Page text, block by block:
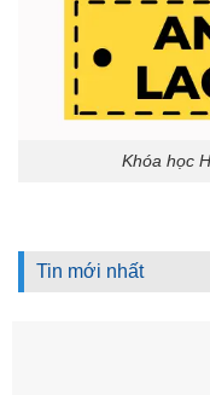
Khóa học
Tin mới nhất